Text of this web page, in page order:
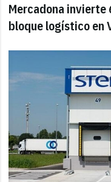
Mercadona invierte
bloque logístico en